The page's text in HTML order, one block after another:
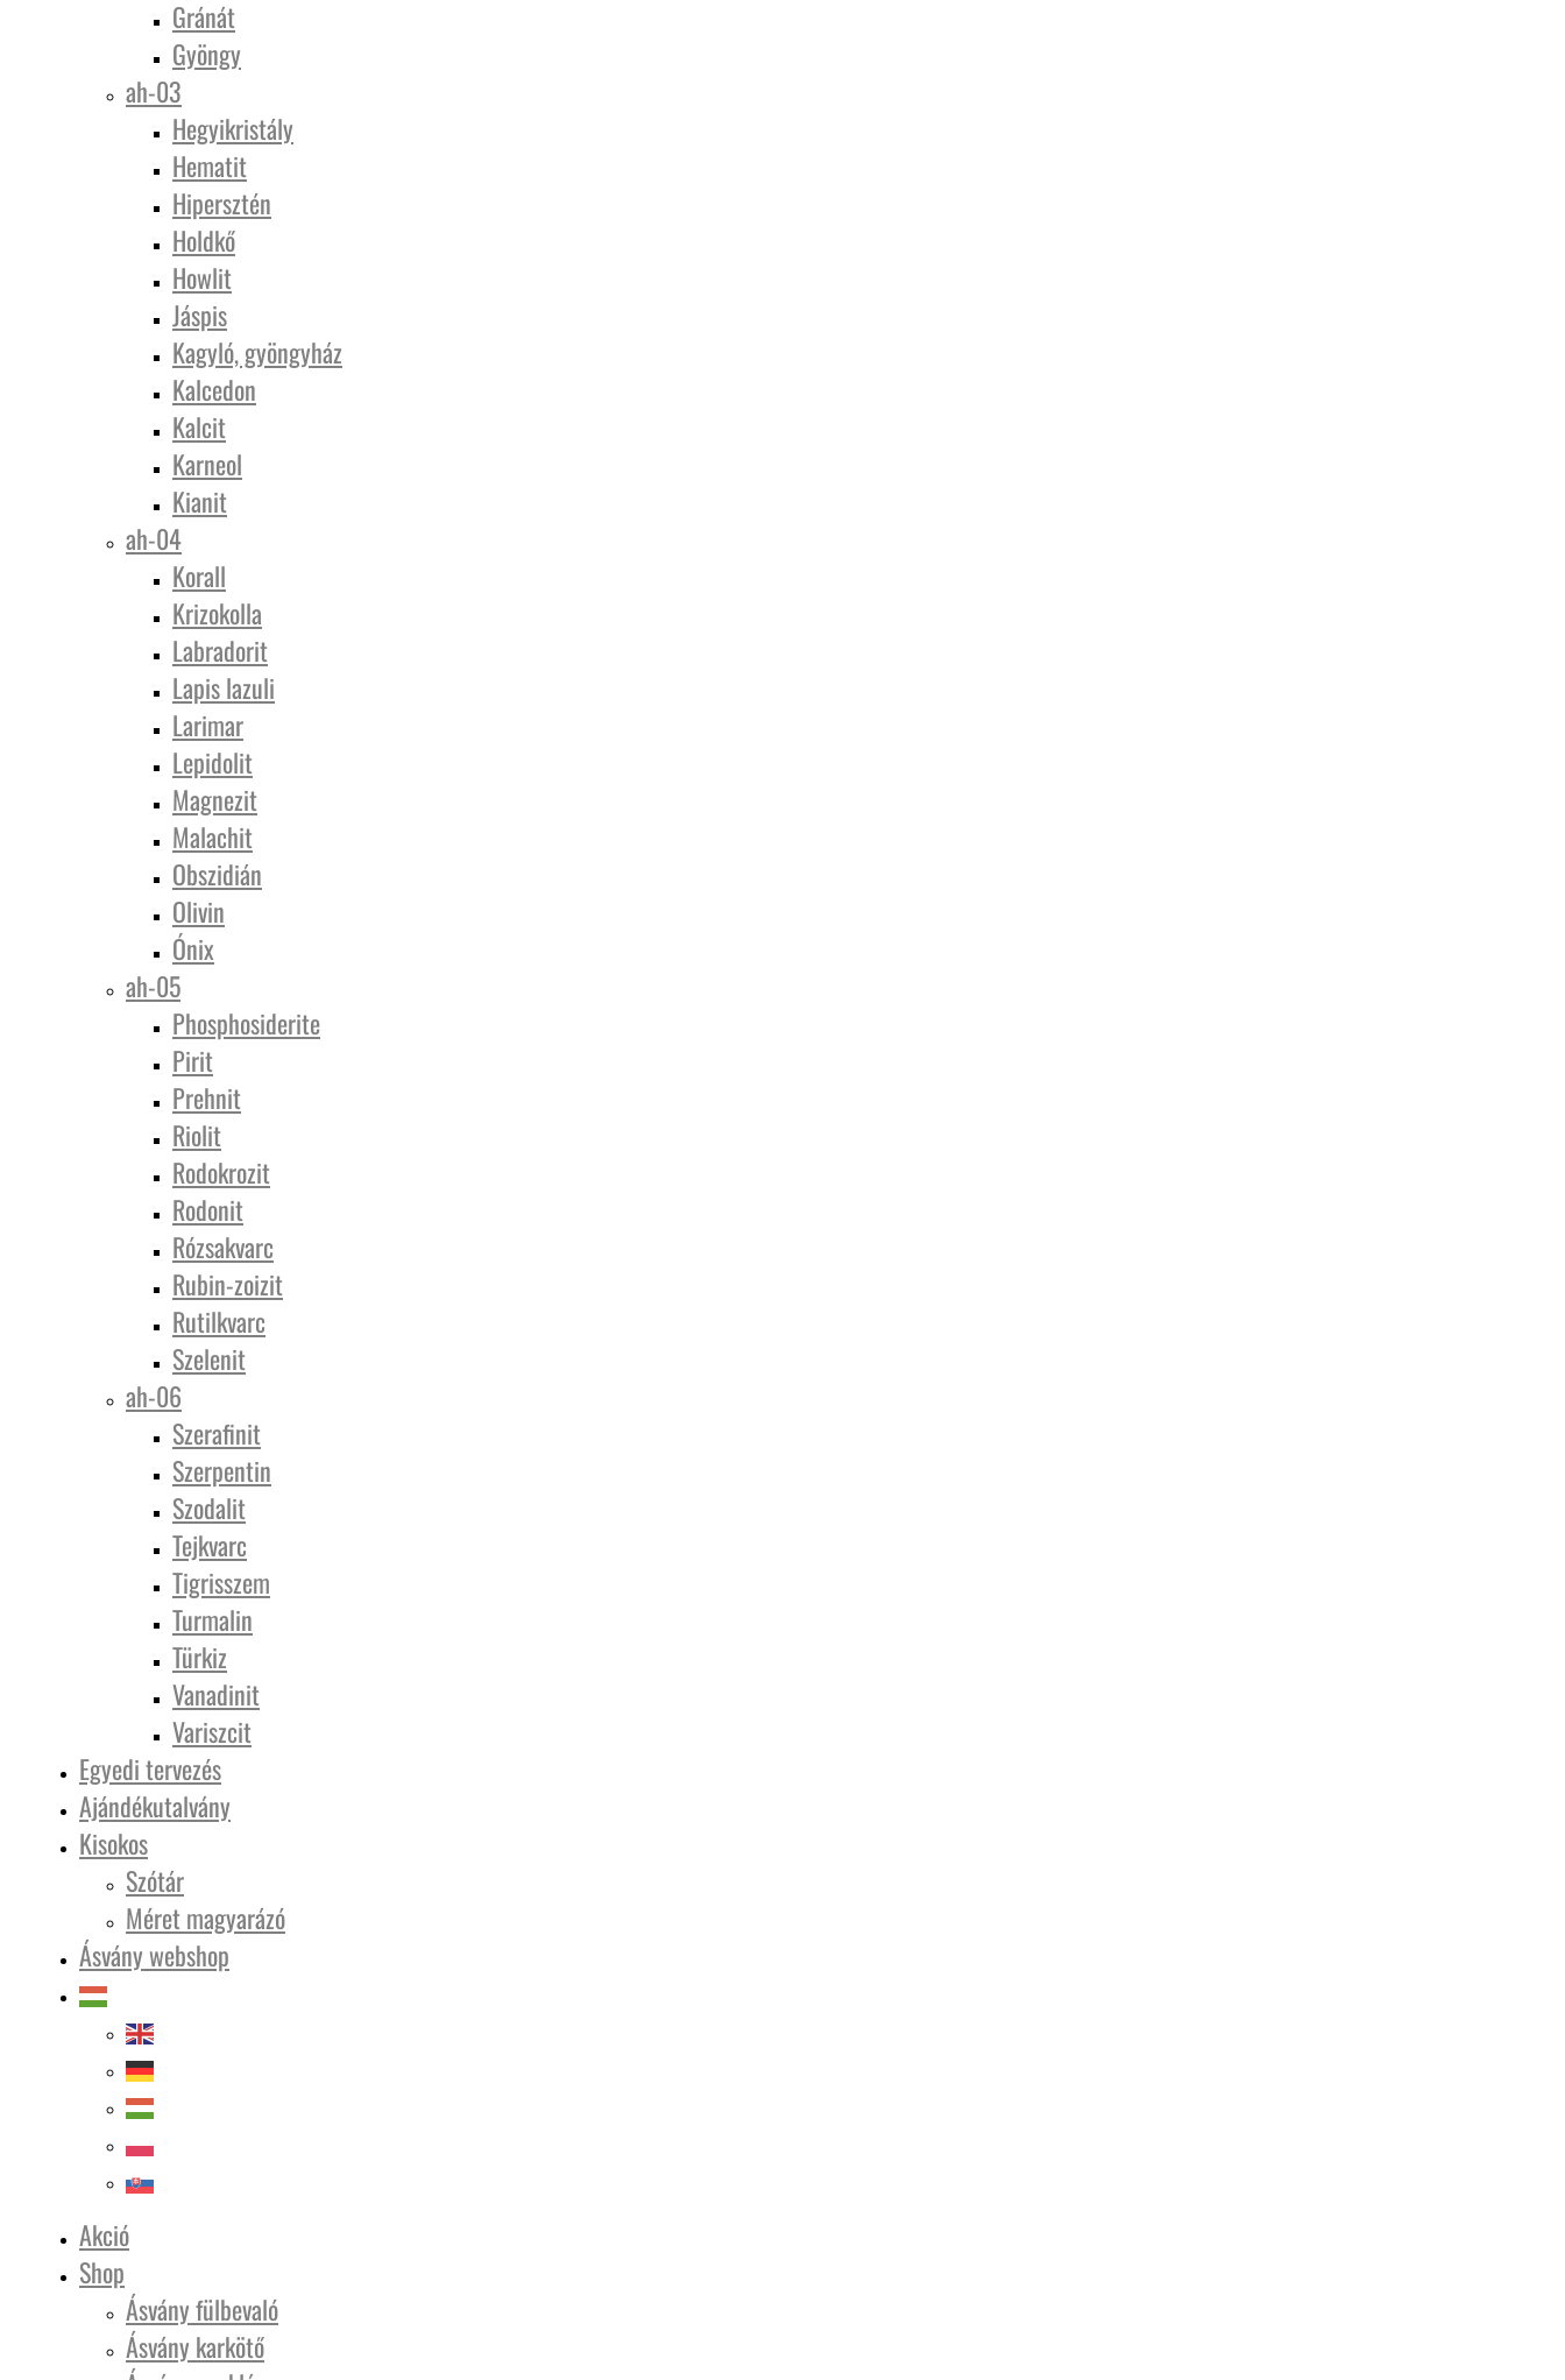
Gránát
Gyöngy
ah-03
Hegyikristály
Hematit
Hipersztén
Holdkő
Howlit
Jáspis
Kagyló, gyöngyház
Kalcedon
Kalcit
Karneol
Kianit
ah-04
Korall
Krizokolla
Labradorit
Lapis lazuli
Larimar
Lepidolit
Magnezit
Malachit
Obszidián
Olivin
Ónix
ah-05
Phosphosiderite
Pirit
Prehnit
Riolit
Rodokrozit
Rodonit
Rózsakvarc
Rubin-zoizit
Rutilkvarc
Szelenit
ah-06
Szerafinit
Szerpentin
Szodalit
Tejkvarc
Tigrisszem
Turmalin
Türkiz
Vanadinit
Variszcit
Egyedi tervezés
Ajándékutalvány
Kisokos
Szótár
Méret magyarázó
Ásvány webshop
Akció
Shop
Ásvány fülbevaló
Ásvány karkötő